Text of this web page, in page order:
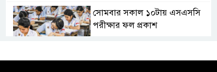
সোমবার সকাল ১০টায় এসএসসি
পরীক্ষার ফল প্রকাশ